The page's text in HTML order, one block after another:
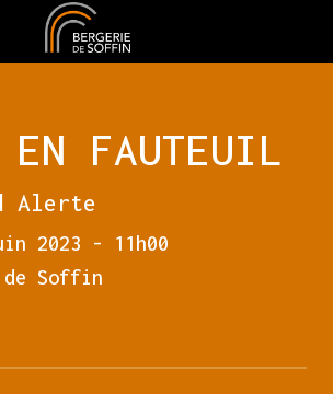
EN FAUTEUIL
Alerte
2023 - 11h00
de Soffin